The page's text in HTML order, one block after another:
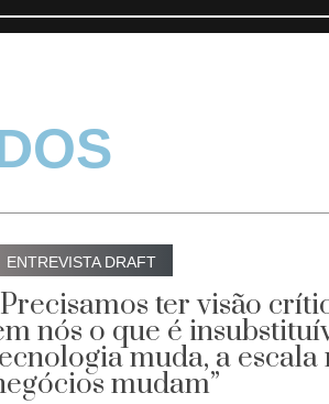
ENTREVISTA DRAFT
ter visão
nós o que é
muda, a escala
mudam”